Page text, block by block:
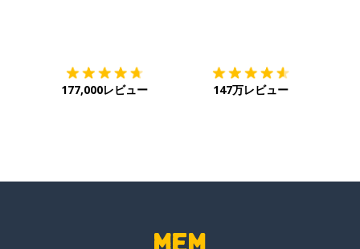
177,000レビュー 147万レビュー